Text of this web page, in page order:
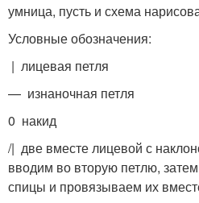
умница, пусть и схема
Условные обозначения:
| лицевая петля
— изнаночная петля
0 накид
/| две вместе лицевой с
вводим во вторую петлю,
спицы и провязываем их